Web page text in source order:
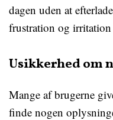
dagen uden at
frustration og
Usikkerhed om
Mange af brugerne
finde nogen